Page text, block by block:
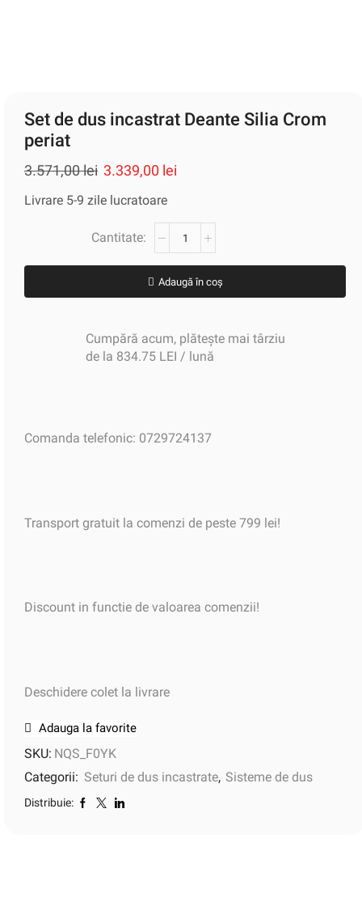
Set de dus incastrat Deante Silia Crom
periat
3.571,00lei 3.339,00 lei
Livrare 5-9 zile lucratoare
Adaugă în coș
Cumpără acum, plătește mai târziu
de la 834.75 LEI / lună
Comanda telefonic: 0729724137
Transport gratuit la comenzi de peste 799 lei!
Discount in functie de valoarea comenzii!
Deschidere colet la livrare
Adauga la favorite
SKU: NQS_F0YK
Categorii: Seturi de dus incastrate, Sisteme de dus
Distribuie: